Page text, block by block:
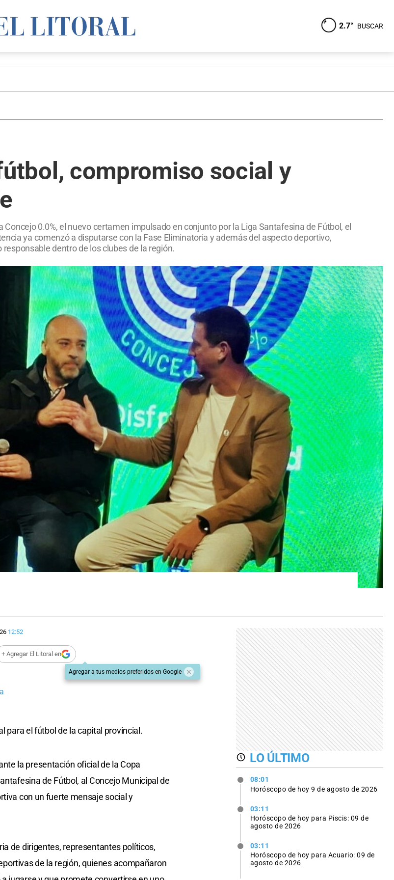
2.7° BUSCAR
compromiso social y
0.0%, el nuevo certamen impulsado en conjunto por la Liga Santafesina de Fútbol, el
ya comenzó a disputarse con la Fase Eliminatoria y además del aspecto deportivo,
dentro de los clubes de la región.
12:52
+ Agregar El Litoral en
Agregar a tus medios preferidos en Google
para el fútbol de la capital provincial.
la presentación oficial de la Copa
de Fútbol, al Concejo Municipal de
con un fuerte mensaje social y
de dirigentes, representantes políticos,
de la región, quienes acompañaron
LO ÚLTIMO
08:01
Horóscopo de hoy 9 de agosto de 2026
03:11
Horóscopo de hoy para Piscis: 09 de
agosto de 2026
03:11
Horóscopo de hoy para Acuario: 09 de
agosto de 2026